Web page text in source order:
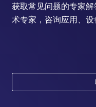
获取常见问题的专家
术专家，咨询应用、设